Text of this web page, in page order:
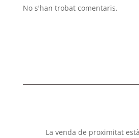
No s'han trobat comentaris.
La venda de proximitat